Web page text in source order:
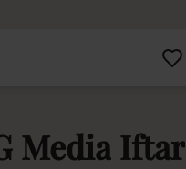
Media Iftar